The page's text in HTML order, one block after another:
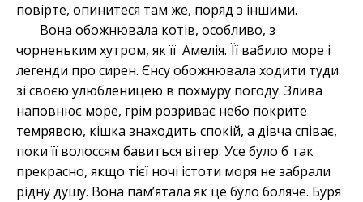
повірте, опинитеся там же, поряд з іншими.
Вона обожнювала котів, особливо, з
чорненьким хутром, як її Амелія. Її вабило море і
легенди про сирен. Єнсу обожнювала ходити туди
зі своєю улюбленицею в похмуру погоду. Злива
наповнює море, грім розриває небо покрите
темрявою, кішка знаходить спокій, а дівча співає,
поки її волоссям бавиться вітер. Усе було б так
прекрасно, якщо тієї ночі істоти моря не забрали
рідну душу. Вона пам’ятала як це було боляче. Буря